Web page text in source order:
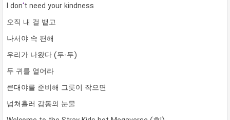
I don‘t need your kindness
오직 내 걸 뱉고
나서야 속 편해
우리가 나왔다 (두-두)
두 귀를 열어라
큰대야를 준비해 그릇이 작으면
넘쳐흘러 감동의 눈물